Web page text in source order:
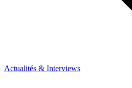
Actualités & Interviews